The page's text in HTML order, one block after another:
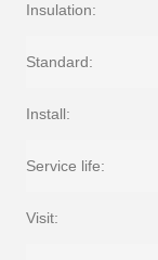
Insulation:
Standard:
Install:
Service life:
Visit: